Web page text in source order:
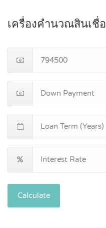
เครื่องคำนวณสินเชื่อ
Calculate